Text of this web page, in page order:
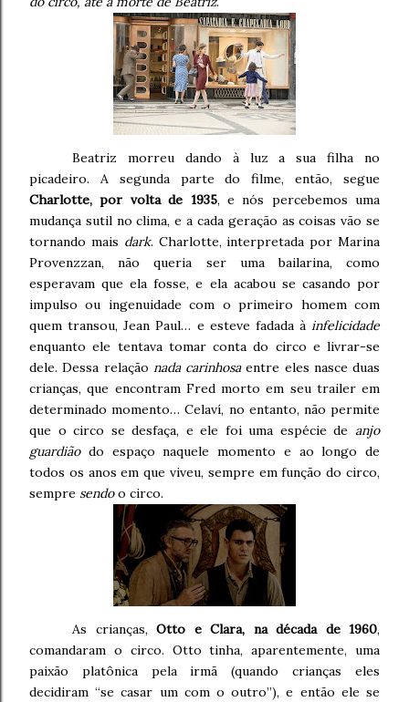
Beatriz morreu dando à luz a sua filha no
picadeiro. A segunda parte do filme, então, segue
Charlotte, por volta de 1935, e nós percebemos uma
mudança sutil no clima, e a cada geração as coisas vão se
tornando mais dark. Charlotte, interpretada por Marina
Provenzzan, não queria ser uma bailarina, como
esperavam que ela fosse, e ela acabou se casando por
impulso ou ingenuidade com o primeiro homem com
quem transou, Jean Paul… e esteve fadada à infelicidade
enquanto ele tentava tomar conta do circo e livrar-se
dele. Dessa relação nada carinhosaentre eles nasce duas
crianças, que encontram Fred morto em seu trailer em
determinado momento… Celaví, no entanto, não permite
que o circo se desfaça, e ele foi uma espécie de anjo
guardiãodo espaço naquele momento e ao longo de
todos os anos em que viveu, sempre em função do circo,
sempre sendoo circo.
As crianças,Otto e Clara, na década de 1960,
comandaram o circo. Otto tinha, aparentemente, uma
paixão platônica pela irmã (quando crianças eles
decidiram “se casar um com o outro”), e então ele se